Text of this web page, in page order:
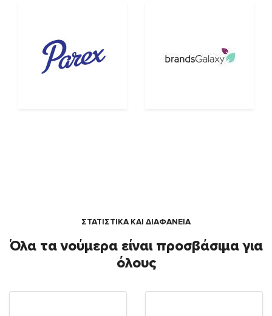
ΣΤΑΤΙΣΤΙΚΑ ΚΑΙ ΔΙΑΦΑΝΕΙΑ
Όλα τα νούμερα είναι προσβάσιμα για
όλους